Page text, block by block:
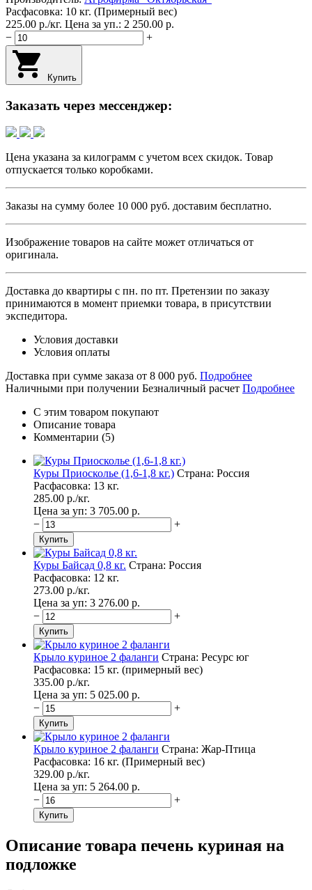
Расфасовка: 10 кг. (Примерный вес)
225.00 p./кг. Цена за уп.: 2 250.00 p.
−
+
Купить
Заказать через мессенджер:
Цена указана за килограмм с учетом всех скидок. Товар
отпускается только коробками.
Заказы на сумму более 10 000 руб. доставим бесплатно.
Изображение товаров на сайте может отличаться от
оригинала.
Доставка до квартиры с пн. по пт. Претензии по заказу
принимаются в момент приемки товара, в присутствии
экспедитора.
Условия доставки
Условия оплаты
Доставка при сумме заказа от 8 000 руб. Подробнее
Наличными при получении Безналичный расчет Подробнее
С этим товаром покупают
Описание товара
Комментарии (5)
Куры Приосколье (1,6-1,8 кг.) Страна: Россия
Расфасовка: 13 кг.
285.00 p./кг.
Цена за уп: 3 705.00 p.
−
+
Куры Байсад 0,8 кг. Страна: Россия
Расфасовка: 12 кг.
273.00 p./кг.
Цена за уп: 3 276.00 p.
−
+
Крыло куриное 2 фаланги Страна: Ресурс юг
Расфасовка: 15 кг. (примерный вес)
335.00 p./кг.
Цена за уп: 5 025.00 p.
−
+
Крыло куриное 2 фаланги Страна: Жар-Птица
Расфасовка: 16 кг. (Примерный вес)
329.00 p./кг.
Цена за уп: 5 264.00 p.
−
+
Описание товара печень куриная на
подложке